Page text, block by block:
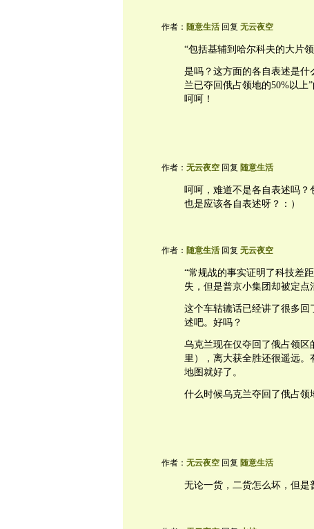
作者： 随意生活回复 无云夜空
“包括基辅到哈尔科夫的大片
是吗？这方面的各自表述是什
兰已夺回俄占领地的50%以上
呵呵！
作者： 无云夜空回复 随意生活
呵呵，难道不是各自表述吗？
也是应该各自表述呀？：）
作者： 随意生活回复 无云夜空
“常规战的事实证明了科技差
失，但是普京小集团却被定点
这个车轱辘话已经讲了很多
述吧。好吗？
乌克兰现在仅夺回了俄占领区
里），离大获全胜还很遥远
地图就好了。
什么时候乌克兰夺回了俄占领
作者： 无云夜空回复 随意生活
无论一货，二货怎么坏，但是